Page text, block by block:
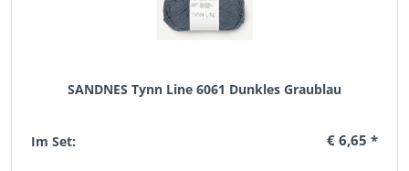
SANDNES Tynn Line 6061 Dunkles Graublau
Im Set: € 6,65 *